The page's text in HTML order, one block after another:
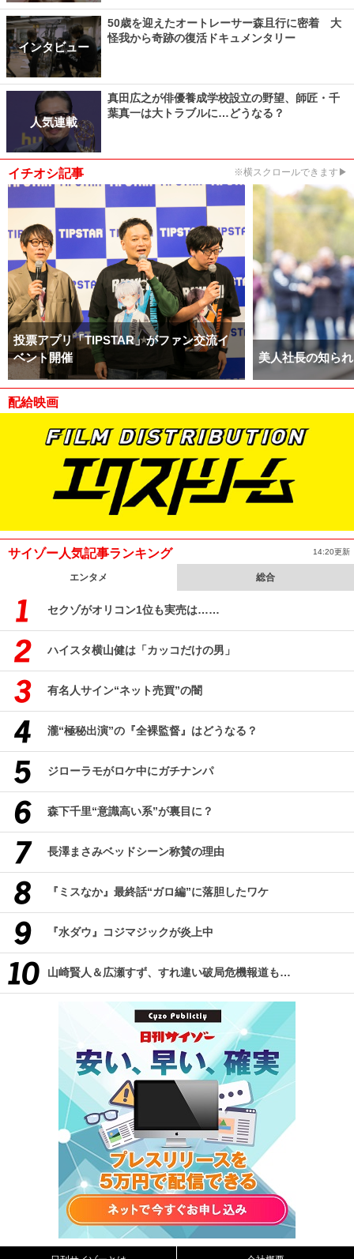
インタビュー
50歳を迎えたオートレーサー森且行に密着 大
怪我から奇跡の復活ドキュメンタリー
人気連載
真田広之が俳優養成学校設立の野望、師匠・千
葉真一は大トラブルに…どうなる？
イチオシ記事 ※横スクロールできます▶
投票アプリ「TIPSTAR」がファン交流イ
ベント開催
美人社長の知ら
配給映画
サイゾー人気記事ランキング 14:20更新
エンタメ 総合
セクゾがオリコン1位も実売は……
ハイスタ横山健は「カッコだけの男」
有名人サイン“ネット売買”の闇
瀧“極秘出演”の『全裸監督』はどうなる？
ジローラモがロケ中にガチナンパ
森下千里“意識高い系”が裏目に？
長澤まさみベッドシーン称賛の理由
『ミスなか』最終話“ガロ編”に落胆したワケ
『水ダウ』コジマジックが炎上中
山崎賢人＆広瀬すず、すれ違い破局危機報道も…